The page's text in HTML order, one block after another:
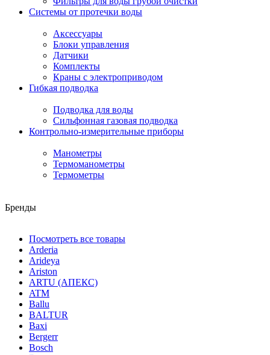
Системы от протечки воды
Аксессуары
Блоки управления
Датчики
Комплекты
Краны с электроприводом
Гибкая подводка
Подводка для воды
Сильфонная газовая подводка
Контрольно-измерительные приборы
Манометры
Термоманометры
Термометры
Бренды
Посмотреть все товары
Arderia
Arideya
Ariston
ARTU (АПЕКС)
ATM
Ballu
BALTUR
Baxi
Bergerr
Bosch